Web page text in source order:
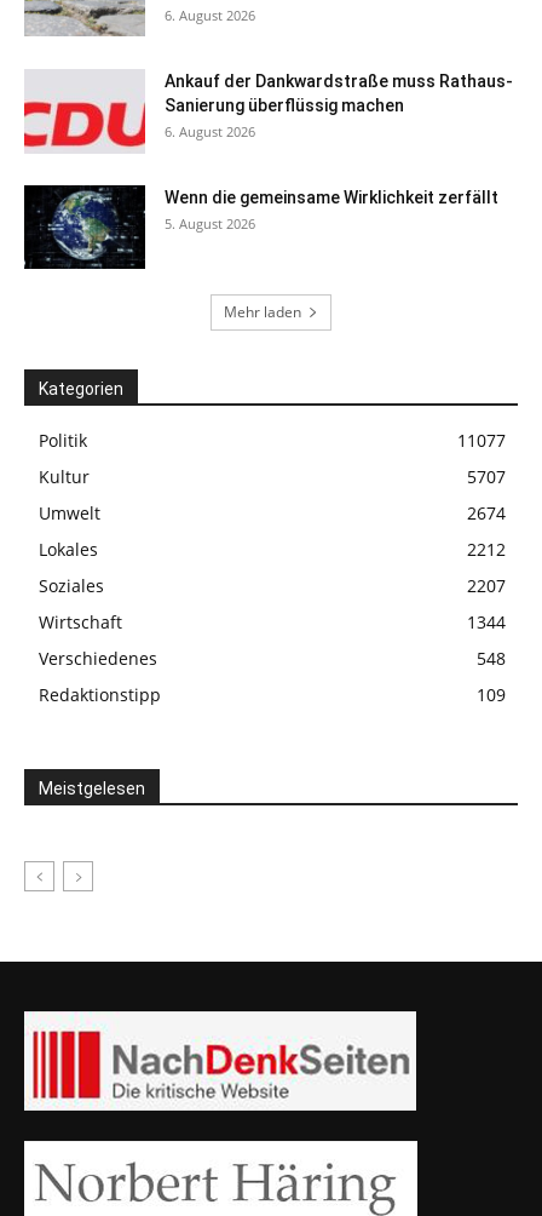
6. August 2026
Ankauf der Dankwardstraße muss Rathaus-
Sanierung überflüssig machen
6. August 2026
Wenn die gemeinsame Wirklichkeit zerfällt
5. August 2026
Mehr laden
Kategorien
Politik
11077
Kultur
5707
Umwelt
2674
Lokales
2212
Soziales
2207
Wirtschaft
1344
Verschiedenes
548
Redaktionstipp
109
Meistgelesen